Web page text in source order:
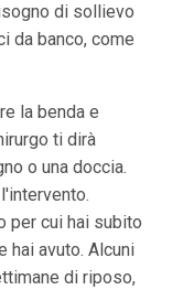
di sollievo
da banco, come
la benda e
ti dirà
o una doccia.
per cui hai subito
hai avuto. Alcuni
di riposo,